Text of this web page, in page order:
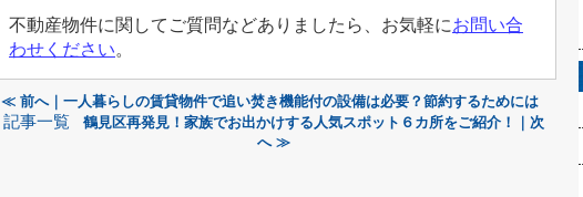
不動産物件に関してご質問などありましたら、お気軽にお問い合
わせください。
≪ 前へ｜一人暮らしの賃貸物件で追い焚き機能付の設備は必要？節約するためには
記事一覧
鶴見区再発見！家族でお出かけする人気スポット６カ所をご紹介！｜次
へ ≫